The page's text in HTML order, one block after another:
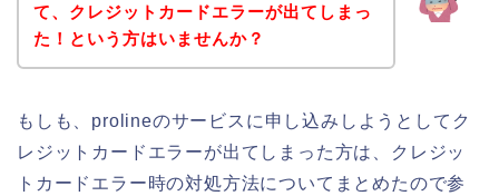
て、クレジットカードエラーが出てしまっ
た！という方はいませんか？
もしも、prolineのサービスに申し込みしようとしてク
レジットカードエラーが出てしまった方は、クレジッ
トカードエラー時の対処方法についてまとめたので参